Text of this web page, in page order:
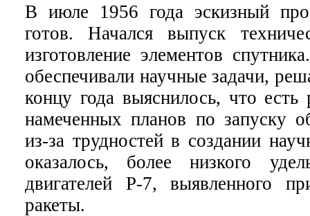
В июле 1956 года эскизный
готов. Начался выпуск
изготовление элементов
обеспечивали научные задачи,
концу года выяснилось, что есть
намеченных планов по запуску
из-за трудностей в создании
оказалось, более низкого
двигателей Р-7, выявленного
ракеты.